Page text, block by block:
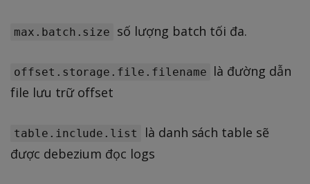
max.batch.size số lượng batch tối đa.
offset.storage.file.filename
là đường dẫn
file lưu trữ offset
table.include.list
là danh sách table sẽ
được debezium đọc logs